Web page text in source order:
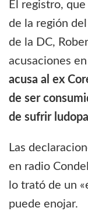
El registro,
de la región
de la DC,
acusaciones
acusa al ex
de ser
de sufrir
Las
en radio
lo trató de un
puede enojar.